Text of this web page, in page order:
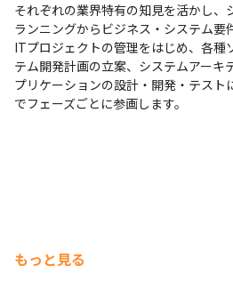
それぞれの業界特有の知見を活かし、
ランニングからビジネス・システム要
ITプロジェクトの管理をはじめ、各種
テム開発計画の立案、システムアーキ
プリケーションの設計・開発・テスト
でフェーズごとに参画します。
もっと見る